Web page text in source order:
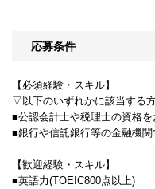
応募条件
【必須経験・スキル】
▽以下のいずれかに該当する
■公認会計士や税理士の資格
■銀行や信託銀行等の金融機
【歓迎経験・スキル】
■英語力(TOEIC800点以上)